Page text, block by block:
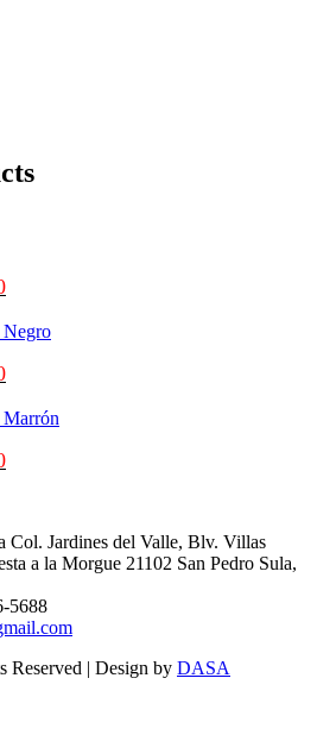
Negro
Col. Jardines del Valle, Blv. Villas
a la Morgue 21102 San Pedro Sula,
5688
| Design by DASA